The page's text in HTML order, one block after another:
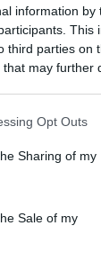
information by
This
third parties on
that may further
app uses
and its
Opt Outs
Sharing of my
Sale of my